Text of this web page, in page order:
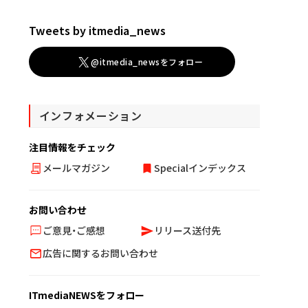
Tweets by itmedia_news
@itmedia_newsをフォロー
インフォメーション
注目情報をチェック
メールマガジン
Specialインデックス
お問い合わせ
ご意見・ご感想
リリース送付先
広告に関するお問い合わせ
ITmediaNEWSをフォロー